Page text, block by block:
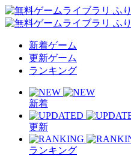
新着ゲーム
更新ゲーム
ランキング
新着
更新
ランキング